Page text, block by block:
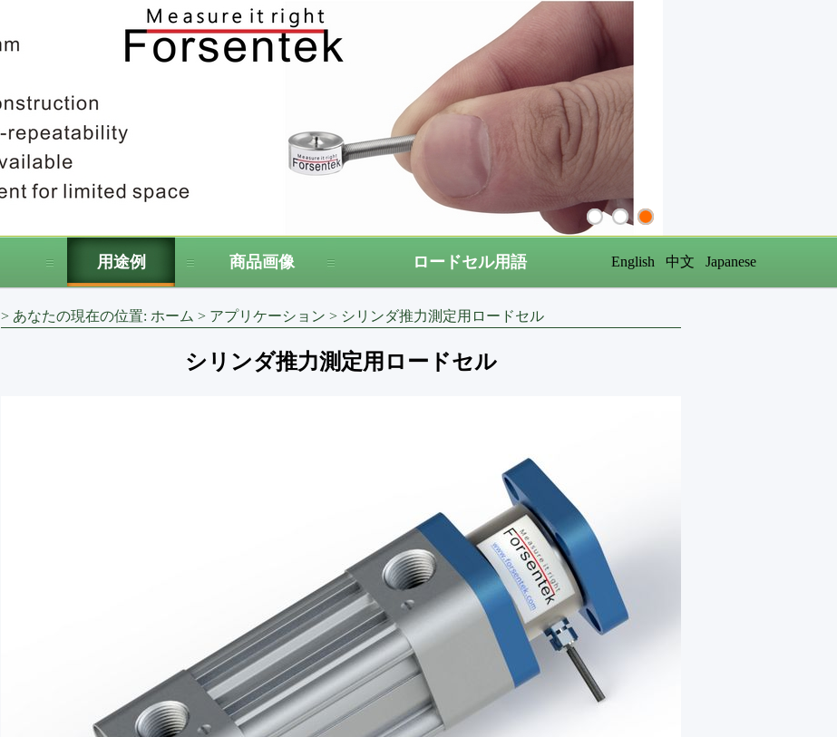
用途例 商品画像 ロードセル用語 English 中文 Japanese
> あなたの現在の位置: ホーム > アプリケーション > シリンダ推力測定用ロードセル
シリンダ推力測定用ロードセル